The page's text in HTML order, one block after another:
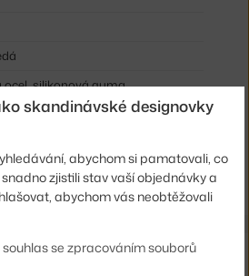
ocel, silikonová guma
do vlhkých prostředí (koupelen)!!
skandinávské designovky
abychom si pamatovali, co
zjistili stav vaší objednávky a
abychom vás neobtěžovali
se zpracováním souborů